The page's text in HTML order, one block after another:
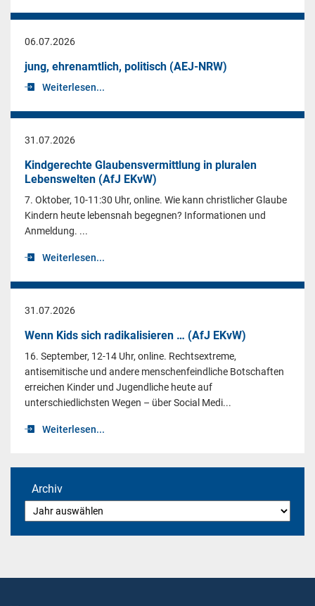
06.07.2026
jung, ehrenamtlich, politisch (AEJ-NRW)
Weiterlesen...
31.07.2026
Kindgerechte Glaubensvermittlung in pluralen
Lebenswelten (AfJ EKvW)
7. Oktober, 10-11:30 Uhr, online. Wie kann christlicher Glaube
Kindern heute lebensnah begegnen? Informationen und
Anmeldung. ...
Weiterlesen...
31.07.2026
Wenn Kids sich radikalisieren … (AfJ EKvW)
16. September, 12-14 Uhr, online. Rechtsextreme,
antisemitische und andere menschenfeindliche Botschaften
erreichen Kinder und Jugendliche heute auf
unterschiedlichsten Wegen – über Social Medi...
Weiterlesen...
Archiv